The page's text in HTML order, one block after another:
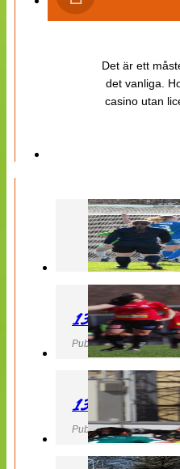
Det är ett
det vanliga.
casino utan
130427 LB 07
Publicerad 27 April
130427 IF
Publicerad 27 April